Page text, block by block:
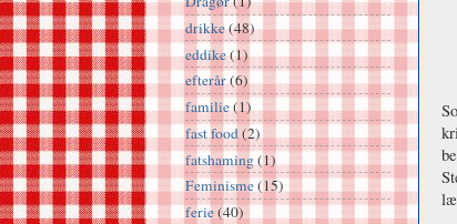
drikke(48)
eddike(1)
efterår(6)
familie(1)
fast food(2)
fatshaming(1)
Feminisme(15)
ferie(40)